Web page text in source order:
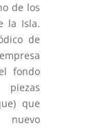
de los
la Isla.
de
fondo
que